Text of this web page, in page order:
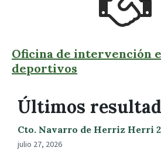
Oficina de intervención
deportivos
Últimos
Cto. Navarro de Herriz Herri
julio 27, 2026